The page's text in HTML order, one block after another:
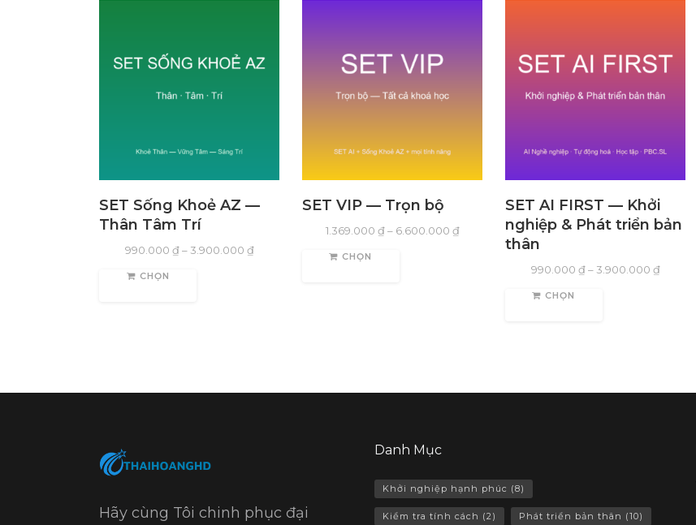
SET Sống Khoẻ AZ —
Thân Tâm Trí
990.000 ₫ – 3.900.000 ₫
CHỌN
SET VIP — Trọn bộ
1.369.000 ₫ – 6.600.000 ₫
CHỌN
SET AI FIRST — Khởi
nghiệp & Phát triển bản
thân
990.000 ₫ – 3.900.000 ₫
CHỌN
Hãy cùng Tôi chinh phục đại
Danh Mục
Khởi nghiệp hạnh phúc (8)
Kiểm tra tính cách (2) Phát triển bản thân (10)